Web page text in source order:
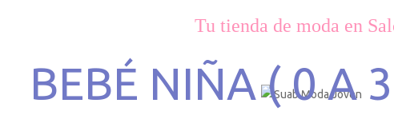
Tu tienda de moda en
BEBÉ NIÑA ( 0 A